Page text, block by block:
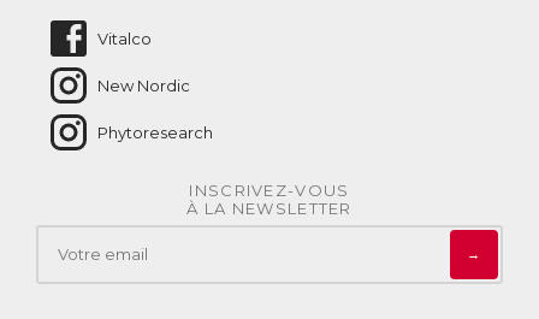
Vitalco
New Nordic
Phytoresearch
INSCRIVEZ-VOUS
À LA NEWSLETTER
→